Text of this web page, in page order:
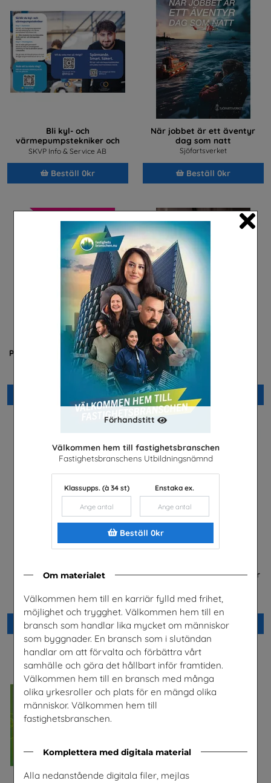
Förhandstitt
Välkommen hem till fastighetsbranschen
Fastighetsbranschens Utbildningsnämnd
Klassupps. (à 34 st) Enstaka ex.
Beställ 0kr
Om materialet
Välkommen hem till en karriär fylld med frihet,
möjlighet och trygghet. Välkommen hem till en
bransch som handlar lika mycket om människor
som byggnader. En bransch som i slutändan
handlar om att förvalta och förbättra vårt
samhälle och göra det hållbart inför framtiden.
Välkommen hem till en bransch med många
olika yrkesroller och plats för en mängd olika
människor. Välkommen hem till
fastighetsbranschen.
Komplettera med digitala material
Alla nedanstående digitala filer, mejlas
Bli kyl- och
värmepumpstekniker och
jobba med framtidens teknik
SKVP Info & Service AB
Beställ 0kr
När jobbet är ett äventyr
dag som natt
Sjöfartsverket
Beställ 0kr
Praktisera i energibranschen
Energiföretagen Sverige
Yrkessvenska fiber och
stadsnät
Beställ 0kr
Jobba i energibranschen
Beställ 0kr
FRAMTIDEN är i dina händer
bransch- och
arbetsgivarorganisation
Beställ 0kr